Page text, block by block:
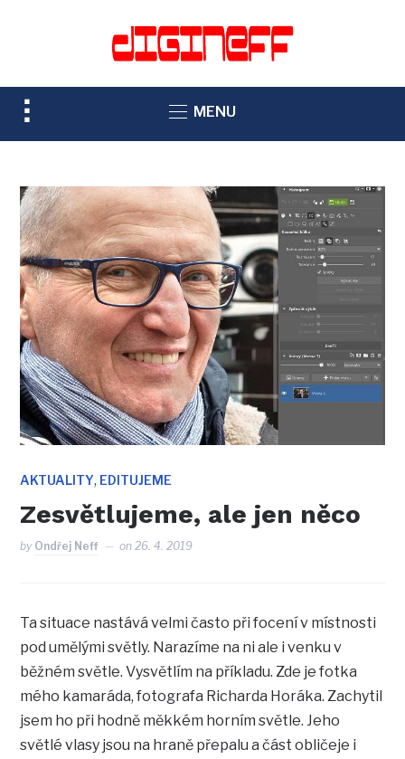
TOGGLE
SIDEBAR
NAVIGATION
MENU
AKTUALITY, EDITUJEME
Zesvětlujeme, ale jen něco
by Ondřej Neff on26. 4. 2019
Ta situace nastává velmi často při focení v místnosti
pod umělými světly. Narazíme na ni ale i venku v
běžném světle. Vysvětlím na příkladu. Zde je fotka
mého kamaráda, fotografa Richarda Horáka. Zachytil
jsem ho při hodně měkkém horním světle. Jeho
světlé vlasy jsou na hraně přepalu a část obličeje i